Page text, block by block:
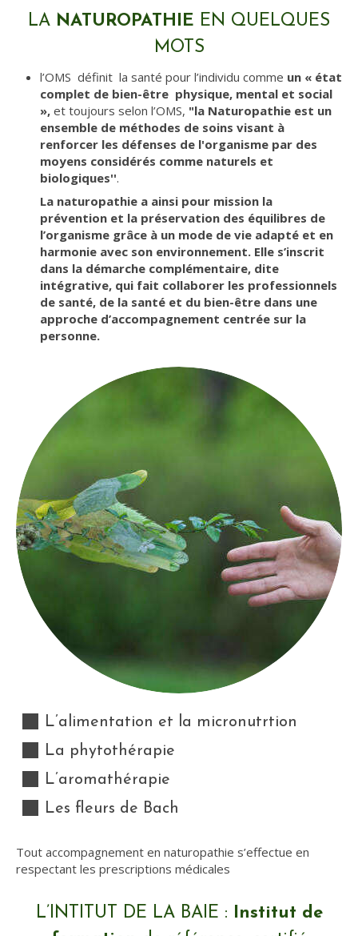
LA NATUROPATHIE EN QUELQUES
MOTS
l’OMS définit la santé pour l’individu comme un « état
complet de bien-être physique, mental et social
», et toujours selon l’OMS, "la Naturopathie est un
ensemble de méthodes de soins visant à
renforcer les défenses de l'organisme par des
moyens considérés comme naturels et
biologiques''.
La naturopathie a ainsi pour mission la
prévention et la préservation des équilibres de
l’organisme grâce à un mode de vie adapté et en
harmonie avec son environnement. Elle s’inscrit
dans la démarche complémentaire, dite
intégrative, qui fait collaborer les professionnels
de santé, de la santé et du bien-être dans une
approche d’accompagnement centrée sur la
personne.
L’alimentation et la micronutrtion
La phytothérapie
L’aromathérapie
Les fleurs de Bach
Tout accompagnement en naturopathie s’effectue en
respectant les prescriptions médicales
L’INTITUT DE LA BAIE :
Institut de